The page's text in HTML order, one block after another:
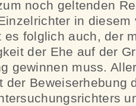
noch geltenden
in diesem
es folglich auch, der
der Ehe auf der
gewinnen muss.
der Beweiserhebung